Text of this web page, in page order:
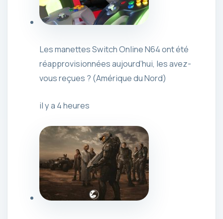
Les manettes Switch Online N64 ont été
réapprovisionnées aujourd’hui, les avez-
vous reçues ? (Amérique du Nord)
il y a 4 heures